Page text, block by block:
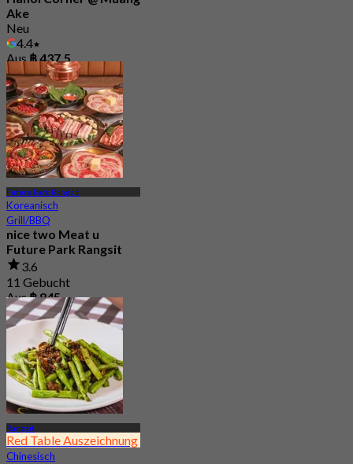
Ake
Neu
4.4
Aus฿ 437.5
Future Park Rangsit
Koreanisch
Grill/BBQ
nice two Meat u
Future Park Rangsit
3.6
11 Gebucht
Aus฿ 845
Rangsit
Red Table Auszeichnung
Chinesisch